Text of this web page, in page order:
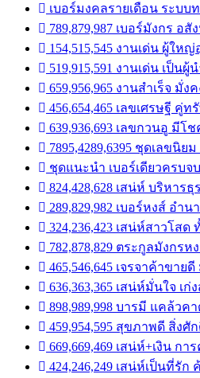
เบอร์มงคลรายเดือน ระบบ
789,879,987 เบอร์มังกร อสั
154,515,545 งานเด่น ผู้ให
519,915,591 งานเด่น เป็นผู้
659,956,965 งานสำเร็จ มั่ง
456,654,465 เลขเศรษฐี คู่
639,936,693 เลขกวนอู มีโ
7895,4289,6395 ชุดเลขนิยม
ชุดแนะนำ เบอร์เดียวครบจ
824,428,628 เสน่ห์ บริหาร
289,829,982 เบอร์หงส์ อำน
324,236,423 เสน่ห์สาวโสด
782,878,829 ตระกูลมังกรห
465,546,645 เจรจาค้าขาย
636,363,365 เสน่ห์มั่นใจ เก่
898,989,998 บารมี แคล้วค
459,954,595 สุขภาพดี สิ่งศั
669,669,469 เสน่ห์+เงิน กา
424,246,249 เสน่ห์เป็นที่รัก